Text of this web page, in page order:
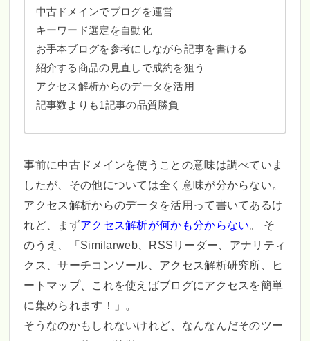
中古ドメインでブログを運営
キーワード選定を自動化
お手本ブログを参考にしながら記事を書ける
紹介する商品の見直しで成約を狙う
アクセス解析からのデータを活用
記事数よりも1記事の品質勝負
事前に中古ドメインを使うことの意味は調べていま
したが、その他については全く意味が分からない。
アクセス解析からのデータを活用って書いてあるけ
れど、まずアクセス解析が何かも分からない。 そ
のうえ、「Similarweb、RSSリーダー、アナリティ
クス、サーチコンソール、アクセス解析研究所、ヒ
ートマップ、これを使えばブログにアクセスを簡単
に集められます！」。
そうなのかもしれないけれど、なんなんだそのツー